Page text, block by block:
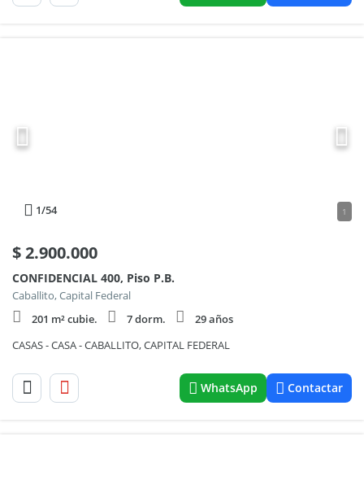
1/54 1
$2.900.000
CONFIDENCIAL 400, Piso P.B.
Caballito, Capital Federal
201 m² cubie.
7 dorm.
29 años
CASAS - CASA - CABALLITO, CAPITAL FEDERAL
WhatsApp Contactar